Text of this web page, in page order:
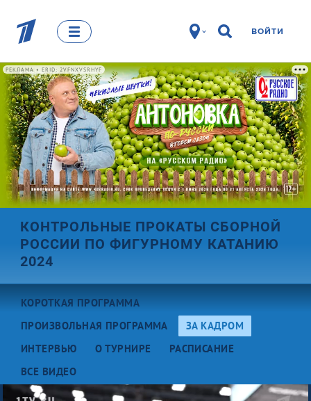
ВОЙТИ
РЕКЛАМА • ERID: 2VFNXVSRHYF
КОНТРОЛЬНЫЕ ПРОКАТЫ СБОРНОЙ
РОССИИ ПО ФИГУРНОМУ КАТАНИЮ
2024
КОРОТКАЯ ПРОГРАММА
ПРОИЗВОЛЬНАЯ ПРОГРАММА
ЗА КАДРОМ
ИНТЕРВЬЮ
О ТУРНИРЕ
РАСПИСАНИЕ
ВСЕ ВИДЕО